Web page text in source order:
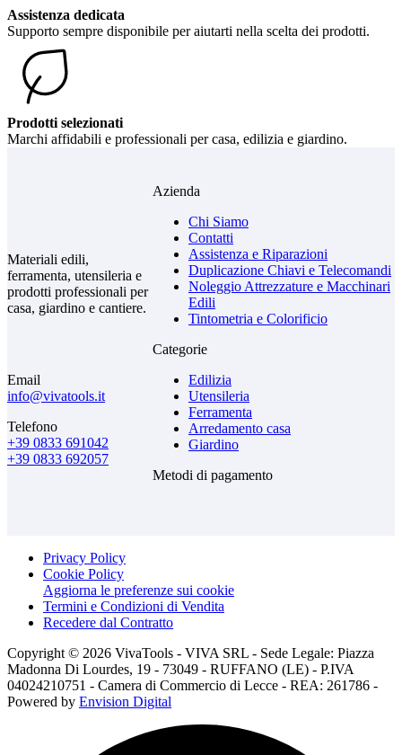
Assistenza dedicata
Supporto sempre disponibile per aiutarti nella scelta dei prodotti.
Prodotti selezionati
Marchi affidabili e professionali per casa, edilizia e giardino.
Materiali edili,
ferramenta, utensileria e
prodotti professionali per
casa, giardino e cantiere.
Email
info@vivatools.it
Telefono
+39 0833 691042
+39 0833 692057
Azienda
Chi Siamo
Contatti
Assistenza e Riparazioni
Duplicazione Chiavi e Telecomandi
Noleggio Attrezzature e Macchinari
Edili
Tintometria e Colorificio
Categorie
Edilizia
Utensileria
Ferramenta
Arredamento casa
Giardino
Metodi di pagamento
Privacy Policy
Cookie Policy
Aggiorna le preferenze sui cookie
Termini e Condizioni di Vendita
Recedere dal Contratto
Copyright © 2026 VivaTools - VIVA SRL - Sede Legale: Piazza
Madonna Di Lourdes, 19 - 73049 - RUFFANO (LE) - P.IVA
04024210751 - Camera di Commercio di Lecce - REA: 261786 -
Powered by Envision Digital